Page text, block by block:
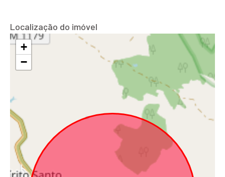
Localização do imóvel
+
−